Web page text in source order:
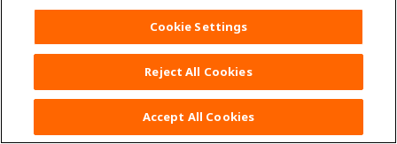
育児お役立ち情報
子育て向け記事
子育て・育児
ねんね
Cookie Settings
Reject All Cookies
Accept All Cookies